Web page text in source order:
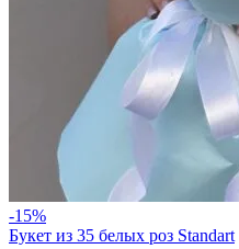
-15%
Букет из 35 белых роз Standart